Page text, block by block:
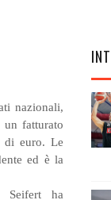
nazionali,
un fatturato
di euro. Le
ed è la
Seifert ha